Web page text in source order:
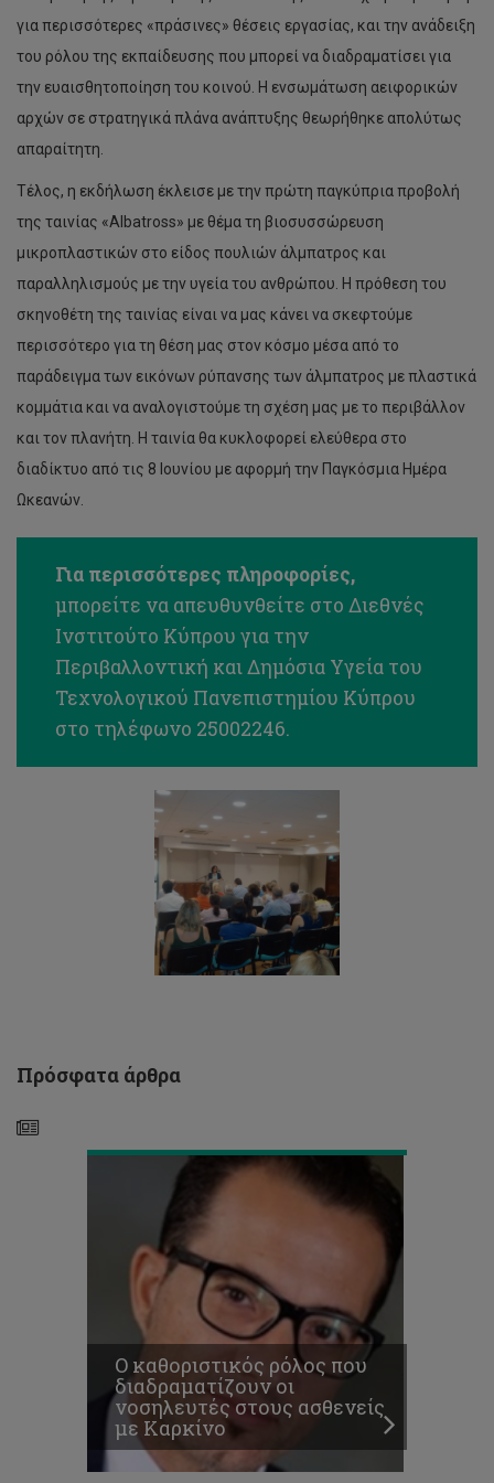
για περισσότερες «πράσινες» θέσεις εργασίας, και την ανάδειξη
του ρόλου της εκπαίδευσης που μπορεί να διαδραματίσει για
την ευαισθητοποίηση του κοινού. Η ενσωμάτωση αειφορικών
αρχών σε στρατηγικά πλάνα ανάπτυξης θεωρήθηκε απολύτως
απαραίτητη.
Τέλος, η εκδήλωση έκλεισε με την πρώτη παγκύπρια προβολή
της ταινίας «Albatross» με θέμα τη βιοσυσσώρευση
μικροπλαστικών στο είδος πουλιών άλμπατρος και
παραλληλισμούς με την υγεία του ανθρώπου. H πρόθεση του
σκηνοθέτη της ταινίας είναι να μας κάνει να σκεφτούμε
περισσότερο για τη θέση μας στον κόσμο μέσα από το
παράδειγμα των εικόνων ρύπανσης των άλμπατρος με πλαστικά
κομμάτια και να αναλογιστούμε τη σχέση μας με το περιβάλλον
και τον πλανήτη. H ταινία θα κυκλοφορεί ελεύθερα στο
διαδίκτυο από τις 8 Ιουνίου με αφορμή την Παγκόσμια Ημέρα
Ωκεανών.
Για περισσότερες πληροφορίες,
μπορείτε να απευθυνθείτε στο Διεθνές
Ινστιτούτο Κύπρου για την
Περιβαλλοντική και Δημόσια Υγεία του
Τεχνολογικού Πανεπιστημίου Κύπρου
στο τηλέφωνο 25002246.
Πρόσφατα άρθρα
καθοριστικός
ρόλος
διαδραματίζουν
ασθενείς
με
Ο καθοριστικός ρόλος που
διαδραματίζουν οι
νοσηλευτές στους ασθενείς
με Καρκίνο
CUT
OUT
2018